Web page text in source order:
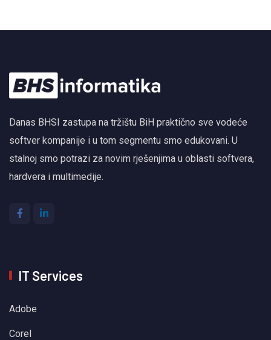
Danas BHSI zastupa na tržištu BiH praktično sve vodeće
softver kompanije i u tom segmentu smo edukovani. U
stalnoj smo potrazi za novim rješenjima u oblasti softvera,
hardvera i multimedije.
IT Services
Adobe
Corel